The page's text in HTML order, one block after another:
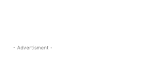
- Advertisment -